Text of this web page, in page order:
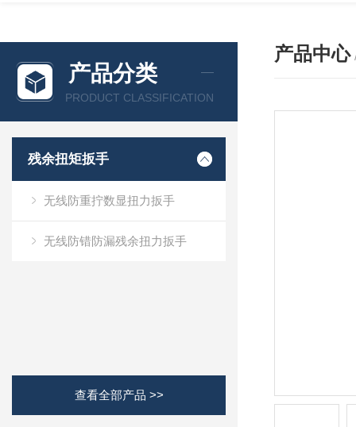
产品分类
PRODUCT CLASSIFICATION
残余扭矩扳手
无线防重拧数显扭力扳手
无线防错防漏残余扭力扳手
查看全部产品 >>
产品中心